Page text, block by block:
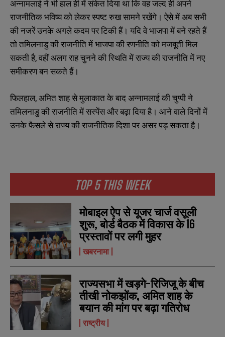
N
m
N
m
TOP 5 THIS WEEK
मोबाइल ऐप से यूजर चार्ज वसूली
शुरू, बोर्ड बैठक में विकास के 16
प्रस्तावों पर लगी मुहर
खबरनामा
राज्यसभा में खड़गे-रिजिजू के बीच
तीखी नोकझोंक, अमित शाह के
बयान की मांग पर बढ़ा गतिरोध
राष्ट्रीय
अन्नामलाई ने भी हाल ही में संकेत दिया था कि वह जल्द ही अपने
राजनीतिक भविष्य को लेकर स्पष्ट रुख सामने रखेंगे। ऐसे में अब सभी
की नजरें उनके अगले कदम पर टिकी हैं। यदि वे भाजपा में बने रहते हैं
तो तमिलनाडु की राजनीति में भाजपा की रणनीति को मजबूती मिल
सकती है, वहीं अलग राह चुनने की स्थिति में राज्य की राजनीति में नए
समीकरण बन सकते हैं।
फिलहाल, अमित शाह से मुलाकात के बाद अन्नामलाई की चुप्पी ने
तमिलनाडु की राजनीति में सस्पेंस और बढ़ा दिया है। आने वाले दिनों में
उनके फैसले से राज्य की राजनीतिक दिशा पर असर पड़ सकता है।